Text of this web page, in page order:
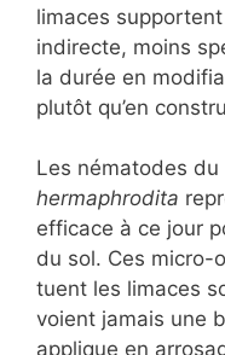
limaces supportent
indirecte, moins
la durée en
plutôt qu’en
Les nématodes du
hermaphrodita
efficace à ce jour
du sol. Ces micro-
tuent les limaces
voient jamais une
applique en